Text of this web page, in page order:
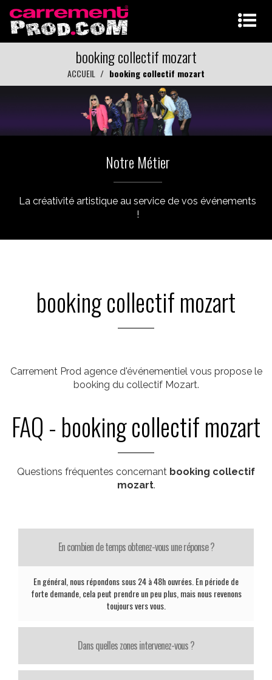
booking collectif mozart
ACCUEIL booking collectif mozart
Notre Métier
La créativité artistique au service de vos événements
!
booking collectif mozart
Carrement Prod agence d'événementiel vous propose le
booking du collectif Mozart.
FAQ - booking collectif mozart
Questions fréquentes concernant booking collectif
mozart.
En combien de temps obtenez-vous une réponse ?
En général, nous répondons sous 24 à 48h ouvrées. En période de
forte demande, cela peut prendre un peu plus, mais nous revenons
toujours vers vous.
Dans quelles zones intervenez-vous ?